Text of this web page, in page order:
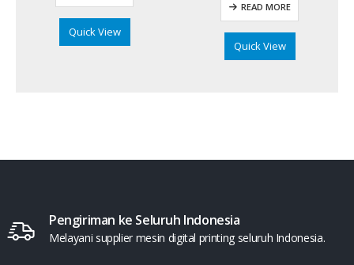
Quick View
READ MORE
Quick View
Pengiriman ke Seluruh Indonesia
Melayani supplier mesin digital printing seluruh Indonesia.